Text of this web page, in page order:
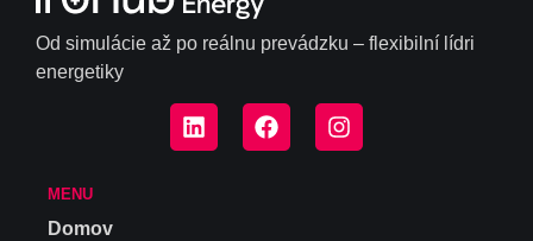
Od simulácie až po reálnu prevádzku – flexibilní lídri
energetiky
MENU
Domov